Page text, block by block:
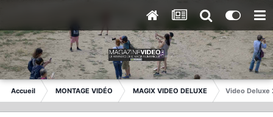
Accueil MONTAGE VIDÉO MAGIX VIDEO DELUXE Video Deluxe